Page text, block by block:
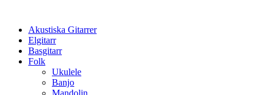
innehållAkustiska Gitarrer
Elgitarr
Basgitarr
Folk
Ukulele
Banjo
Mandolin